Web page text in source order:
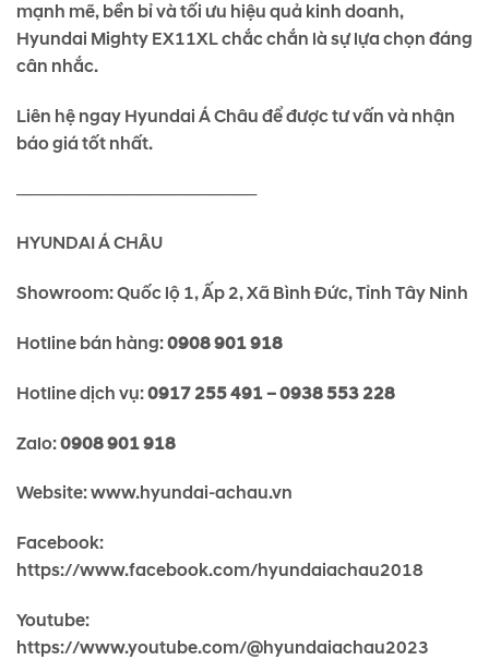
mạnh mẽ, bền bỉ và tối ưu hiệu quả kinh doanh,
Hyundai Mighty EX11XL chắc chắn là sự lựa chọn đáng
cân nhắc.
Liên hệ ngay Hyundai Á Châu để được tư vấn và nhận
báo giá tốt nhất.
────────────────────
HYUNDAI Á CHÂU
Showroom: Quốc lộ 1, Ấp 2, Xã Bình Đức, Tỉnh Tây Ninh
Hotline bán hàng:0908 901 918
Hotline dịch vụ:0917 255 491 – 0938 553 228
Zalo:0908 901 918
Website: www.hyundai-achau.vn
Facebook:
https://www.facebook.com/hyundaiachau2018
Youtube:
https://www.youtube.com/@hyundaiachau2023